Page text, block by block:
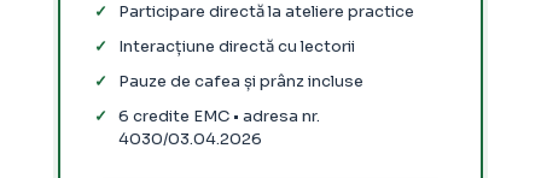
Participare directă la ateliere practice
Interacțiune directă cu lectorii
Pauze de cafea și prânz incluse
6 credite EMC • adresa nr.
4030/03.04.2026